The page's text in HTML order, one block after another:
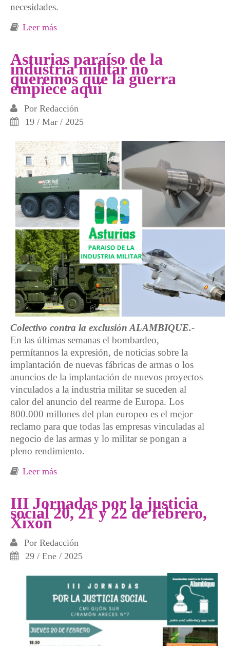
necesidades.
Leer más
Asturias paraíso de la
industria militar no
queremos que la guerra
empiece aquí
Por Redacción
19 / Mar / 2025
Colectivo contra la exclusión ALAMBIQUE.-
En las últimas semanas el bombardeo,
permítannos la expresión, de noticias sobre la
implantación de nuevas fábricas de armas o los
anuncios de la implantación de nuevos proyectos
vinculados a la industria militar se suceden al
calor del anuncio del rearme de Europa. Los
800.000 millones del plan europeo es el mejor
reclamo para que todas las empresas vinculadas al
negocio de las armas y lo militar se pongan a
pleno rendimiento.
Leer más
III Jornadas por la justicia
social 20, 21 y 22 de febrero,
Xixón
Por Redacción
29 / Ene / 2025